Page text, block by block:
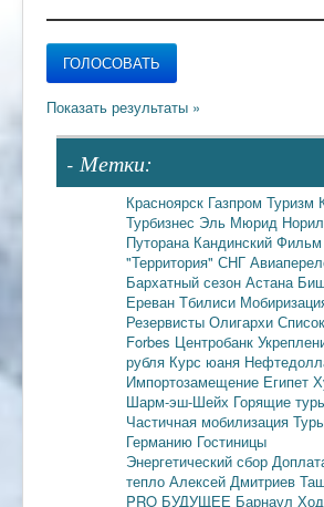
- Метки:
Красноярск Газпром Туризм
Турбизнес Эль Мюрид
Путорана Кандинский Фильм
"Территория" СНГ
Бархатный сезон Астана
Ереван Тбилиси
Резервисты Олигархи Список
Forbes Центробанк
рубля Курс юаня
Импортозамещение Египет
Шарм-эш-Шейх Горящие
Частичная мобилизация
Германию Гостиницы
Энергетический сбор
тепло Алексей Дмитриев
PRO БУДУЩЕЕ Барнаул